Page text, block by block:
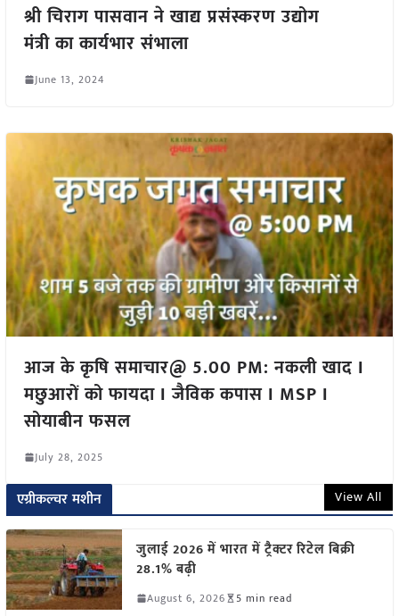
श्री चिराग पासवान ने खाद्य प्रसंस्करण उद्योग
मंत्री का कार्यभार संभाला
June 13, 2024
आज के कृषि समाचार@ 5.00 PM: नकली खाद I
मछुआरों को फायदा I जैविक कपास I MSP I
सोयाबीन फसल
July 28, 2025
एग्रीकल्चर मशीन View All
जुलाई 2026 में भारत में ट्रैक्टर रिटेल बिक्री
28.1% बढ़ी
August 6, 2026 5 min read